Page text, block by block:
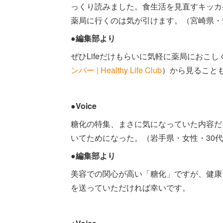
っくり読みました。食生活を見直すキッ
薬局に行くのは気が引けます。（宮崎県
●編集部より
ぜひLifeだけもらいに気軽に薬局におこ
ンバー | Healthy Life Club）から見ること
●Voice
糖化の特集、まさに気になっていた内容
いてためになった。（岩手県・女性・30
●編集部より
美容での関心が高い「糖化」ですが、健
を送っていただければ幸いです。